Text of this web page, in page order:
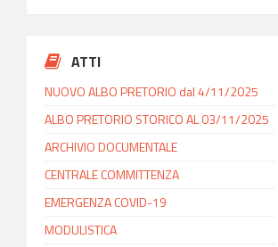
ATTI
NUOVO ALBO PRETORIO dal 4/11/2025
ALBO PRETORIO STORICO AL 03/11/2025
ARCHIVIO DOCUMENTALE
CENTRALE COMMITTENZA
EMERGENZA COVID-19
MODULISTICA